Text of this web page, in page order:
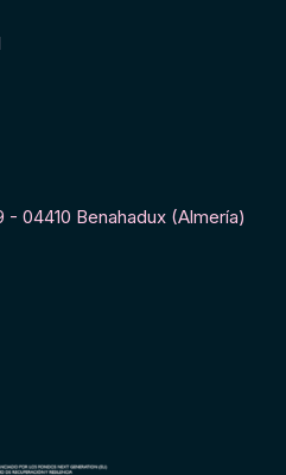
04410 Benahadux (Almería)